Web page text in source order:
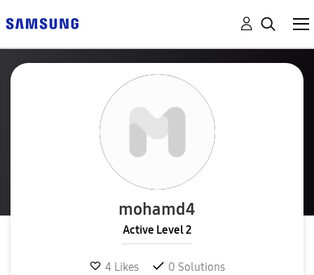
mohamd4
Active Level 2
4 Likes 0 Solutions